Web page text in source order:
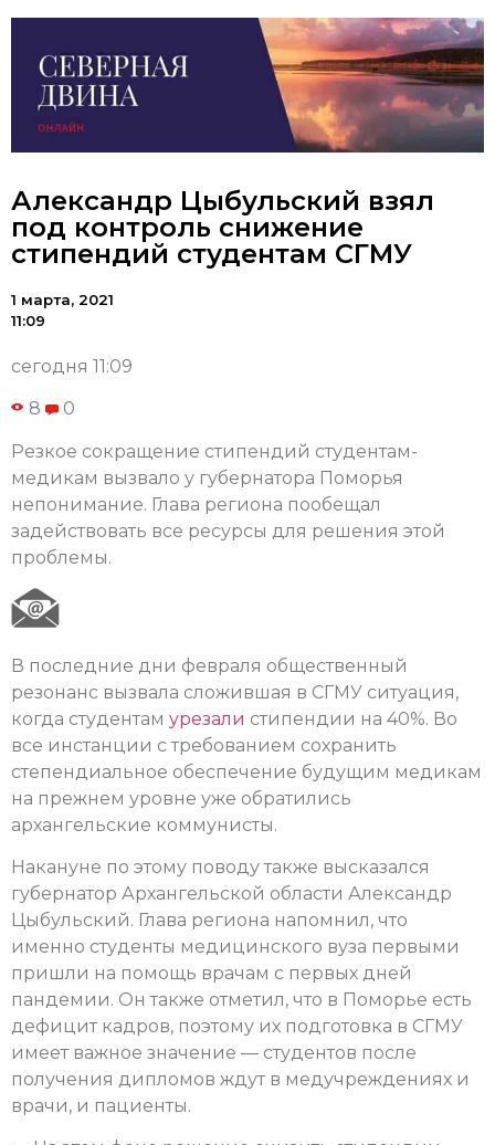
Александр Цыбульский взял
под контроль снижение
стипендий студентам СГМУ
1 марта, 2021
11:09
сегодня 11:09
8 0
Резкое сокращение стипендий студентам-
медикам вызвало у губернатора Поморья
непонимание. Глава региона пообещал
задействовать все ресурсы для решения этой
проблемы.
В последние дни февраля общественный
резонанс вызвала сложившая в СГМУ ситуация,
когда студентам урезали стипендии на 40%. Во
все инстанции с требованием сохранить
степендиальное обеспечение будущим медикам
на прежнем уровне уже обратились
архангельские коммунисты.
Накануне по этому поводу также высказался
губернатор Архангельской области Александр
Цыбульский. Глава региона напомнил, что
именно студенты медицинского вуза первыми
пришли на помощь врачам с первых дней
пандемии. Он также отметил, что в Поморье есть
дефицит кадров, поэтому их подготовка в СГМУ
имеет важное значение — студентов после
получения дипломов ждут в медучреждениях и
врачи, и пациенты.